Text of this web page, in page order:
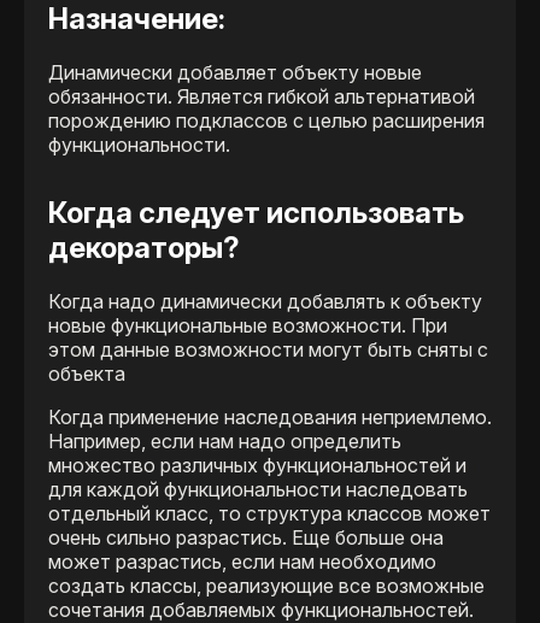
Назначение:
Динамически добавляет объекту новые
обязанности. Является гибкой альтернативой
порождению подклассов с целью расширения
функциональности.
Когда следует использовать
декораторы?
Когда надо динамически добавлять к объекту
новые функциональные возможности. При
этом данные возможности могут быть сняты с
объекта
Когда применение наследования неприемлемо.
Например, если нам надо определить
множество различных функциональностей и
для каждой функциональности наследовать
отдельный класс, то структура классов может
очень сильно разрастись. Еще больше она
может разрастись, если нам необходимо
создать классы, реализующие все возможные
сочетания добавляемых функциональностей.